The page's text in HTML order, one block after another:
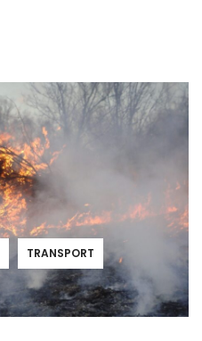
TRANSPORT